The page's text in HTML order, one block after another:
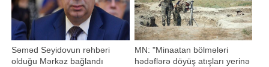
Səməd Seyidovun rəhbəri
olduğu Mərkəz bağlandı
MN: "Minaatan bölmələri
hədəflərə döyüş atışları yerinə